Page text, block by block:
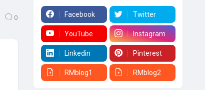
0 Facebook Twitter
YouTube Instagram
Linkedin Pinterest
RMblog1 RMblog2